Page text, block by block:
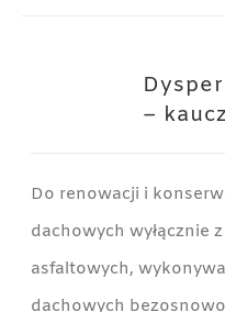
–
Do renowacji i
dachowych wyłącznie
asfaltowych,
dachowych